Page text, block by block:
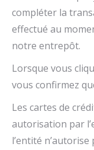
compléter la
effectué au
notre entrepôt.
Lorsque vous
vous confirmez
Les cartes de
autorisation par
l’entité